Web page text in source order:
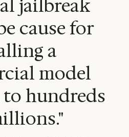
jailbreak
cause for
a
model
hundreds